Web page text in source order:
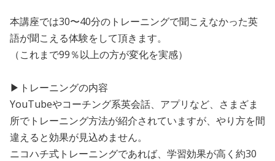
本講座では30〜40分のトレーニングで聞こえなかった英
語が聞こえる体験をして頂きます。
（これまで99％以上の方が変化を実感）
▶トレーニングの内容
YouTubeやコーチング系英会話、アプリなど、さまざま
所でトレーニング方法が紹介されていますが、やり方を間
違えると効果が見込めません。
ニコハチ式トレーニングであれば、学習効果が高く約30